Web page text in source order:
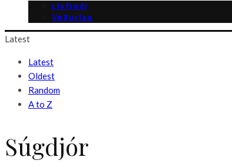
Lívfrøði
Veðurlag
Latest
Latest
Oldest
Random
A to Z
Súgdjór